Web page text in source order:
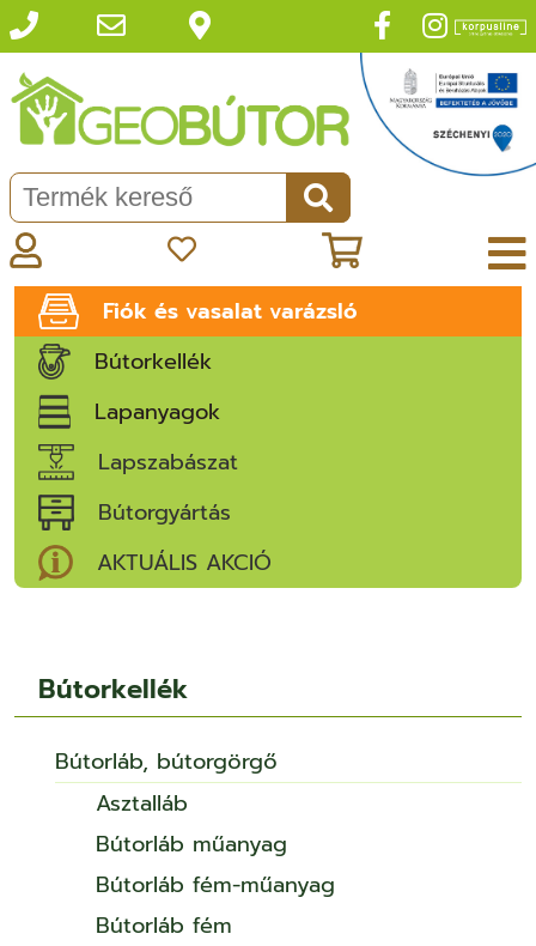
Fiók és vasalat varázsló
Bútorkellék
Lapanyagok
Lapszabászat
Bútorgyártás
AKTUÁLIS AKCIÓ
Bútorkellék
Bútorláb, bútorgörgő
Asztalláb
Bútorláb műanyag
Bútorláb fém-műanyag
Bútorláb fém